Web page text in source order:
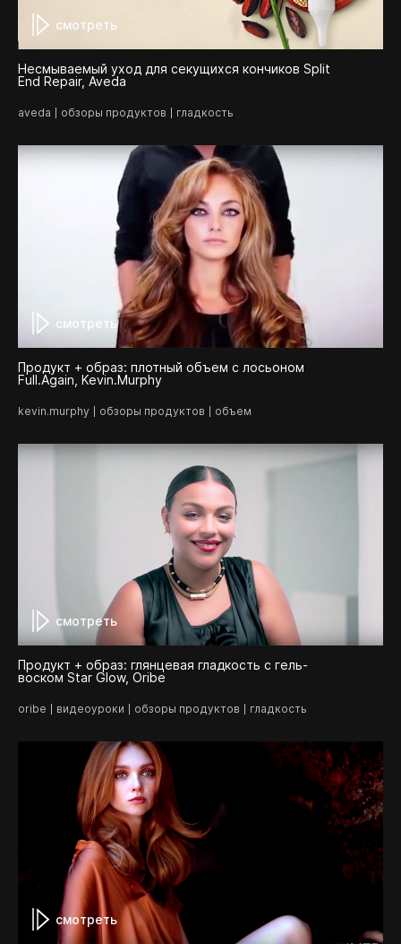
смотреть
Несмываемый уход для секущихся кончиков Split
End Repair, Aveda
aveda обзоры продуктов гладкость
смотреть
Продукт + образ: плотный объем с лосьоном
Full.Again, Kevin.Murphy
kevin.murphy обзоры продуктов объем
смотреть
Продукт + образ: глянцевая гладкость с гель-
воском Star Glow, Oribe
oribe видеоуроки обзоры продуктов гладкость
смотреть